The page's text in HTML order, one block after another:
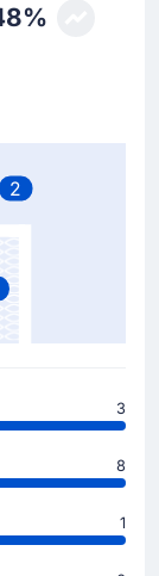
(Écosse), de
par Jesus
2
3
8
1